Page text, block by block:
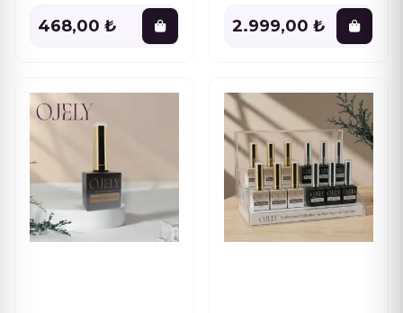
468,00 ₺
kalitede tırnaklar için
ihtiyacınız olan her şey bu
2.999,00 ₺